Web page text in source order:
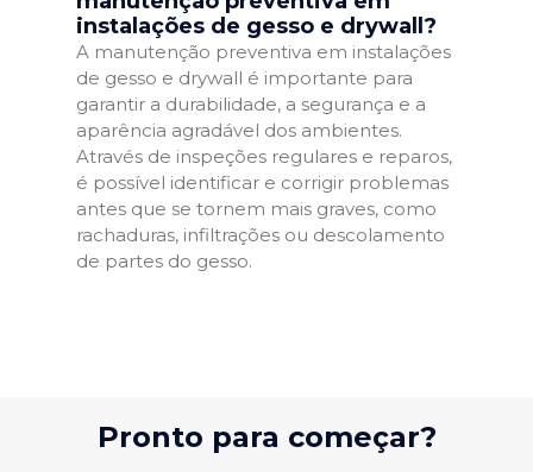
instalações de gesso e drywall?
A manutenção preventiva em instalações
de gesso e drywall é importante para
garantir a durabilidade, a segurança e a
aparência agradável dos ambientes.
Através de inspeções regulares e reparos,
é possível identificar e corrigir problemas
antes que se tornem mais graves, como
rachaduras, infiltrações ou descolamento
de partes do gesso.
Pronto para começar?